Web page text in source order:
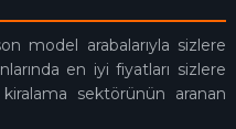
model arabalarıyla sizlere
en iyi fiyatları sizlere
sektörünün aranan